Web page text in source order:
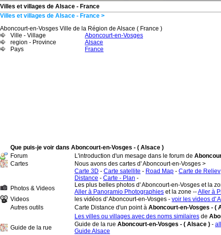
Villes et villages de Alsace - France
Villes et villages de Alsace - France >
Aboncourt-en-Vosges Ville de la Région de Alsace ( France )
Ville - Village
Aboncourt-en-Vosges
region - Province
Alsace
Pays
France
Que puis-je voir dans Aboncourt-en-Vosges - ( Alsace )
Forum
L'introduction d'un mesage dans le forum de
Cartes
Nous avons des cartes d' Aboncourt-en-Vosges >
Carte 3D - Carte satellite - Road Map - Carte de Reliev
Distance - Carte - Plan -
Photos & Videos
Les plus belles photos d' Aboncourt-en-Vosges et la
Aller à Panoramio Photographies et la zone --Aller à
Videos
les vidéos d' Aboncourt-en-Vosges - voir les videos d'
Autres outils
Carte Distance d'un point à Aboncourt-en-Vosges - (
Les villes ou villages avec des noms similaires de
Guide de la rue
Guide de la rue Aboncourt-en-Vosges - ( Alsace ) -
Guide Alsace